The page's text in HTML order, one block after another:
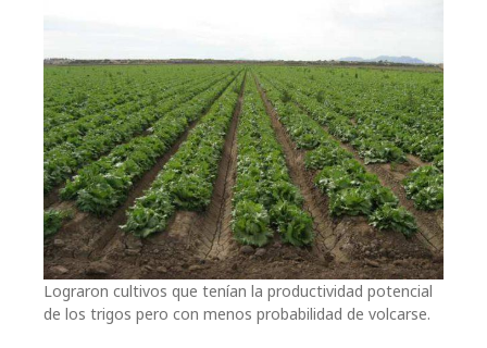
Lograron cultivos que tenían la productividad potencial
de los trigos pero con menos probabilidad de volcarse.